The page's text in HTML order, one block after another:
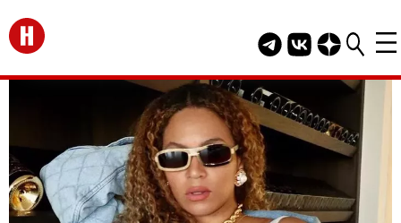
Перейти на главную
Telegram канал
Группа HELLO
Канал